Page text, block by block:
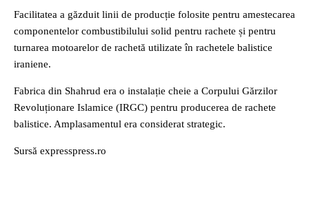
Facilitatea a găzduit linii de producție folosite pentru amestecarea
componentelor combustibilului solid pentru rachete și pentru
turnarea motoarelor de rachetă utilizate în rachetele balistice
iraniene.
Fabrica din Shahrud era o instalație cheie a Corpului Gărzilor
Revoluționare Islamice (IRGC) pentru producerea de rachete
balistice. Amplasamentul era considerat strategic.
Sursă expresspress.ro